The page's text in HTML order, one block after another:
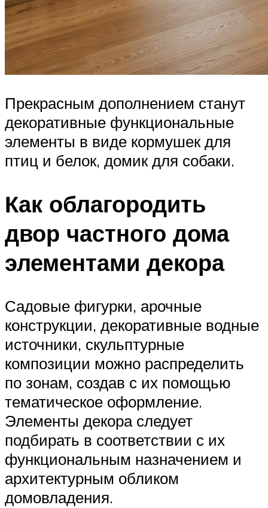
Прекрасным дополнением станут
декоративные функциональные
элементы в виде кормушек для
птиц и белок, домик для собаки.
Как облагородить
двор частного дома
элементами декора
Садовые фигурки, арочные
конструкции, декоративные водные
источники, скульптурные
композиции можно распределить
по зонам, создав с их помощью
тематическое оформление.
Элементы декора следует
подбирать в соответствии с их
функциональным назначением и
архитектурным обликом
домовладения.